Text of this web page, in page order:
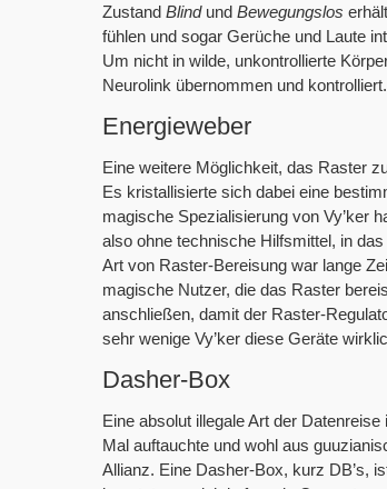
Zustand Blindund Bewegungslos
fühlen und sogar Gerüche und Laute
Um nicht in wilde, unkontrollierte
Neurolink übernommen und
Energieweber
Eine weitere Möglichkeit, das Raster
Es kristallisierte sich dabei eine
magische Spezialisierung von Vy’ker
also ohne technische Hilfsmittel, in
Art von Raster-Bereisung war lange
magische Nutzer, die das Raster
anschließen, damit der Raster-
sehr wenige Vy’ker diese Geräte
Dasher-Box
Eine absolut illegale Art der
Mal auftauchte und wohl aus
Allianz. Eine Dasher-Box, kurz DB’s,